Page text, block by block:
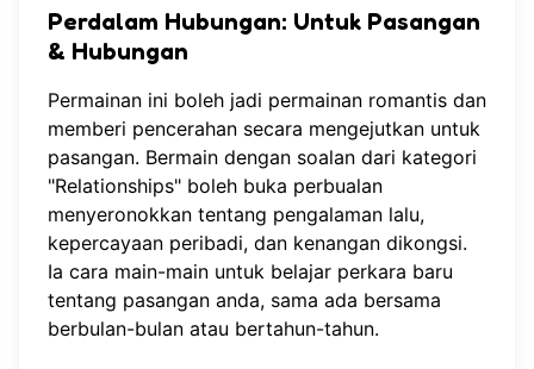
Perdalam Hubungan: Untuk Pasangan
& Hubungan
Permainan ini boleh jadi permainan romantis dan
memberi pencerahan secara mengejutkan untuk
pasangan. Bermain dengan soalan dari kategori
"Relationships" boleh buka perbualan
menyeronokkan tentang pengalaman lalu,
kepercayaan peribadi, dan kenangan dikongsi.
Ia cara main-main untuk belajar perkara baru
tentang pasangan anda, sama ada bersama
berbulan-bulan atau bertahun-tahun.